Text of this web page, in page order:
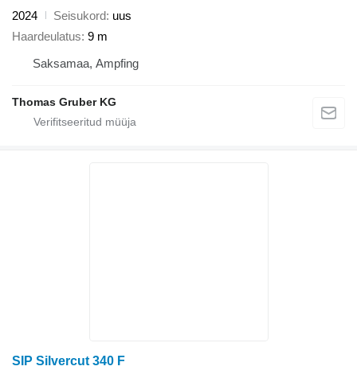
2024
Seisukord uus
Haardeulatus 9 m
Saksamaa, Ampfing
Thomas Gruber KG
SIP Silvercut 340 F